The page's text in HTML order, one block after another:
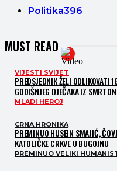
Politika396
MUST READ
VIJESTI SVIJET
PREDSJEDNIK ŽELI ODLIKOVATI
GODIŠNJEG DJEČAKA IZ
MLADI HEROJ
CRNA HRONIKA
PREMINUO HUSEIN SMAJIĆ,
KATOLIČKE CRKVE U BUGOJNU
PREMINUO VELIKI